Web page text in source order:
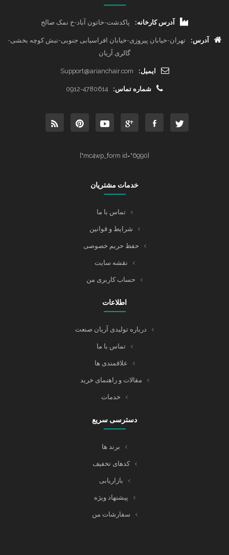
آدرس کارخانه: پاکدشت-خاتون آباد-خ نمک صالح
آدرس:
تهران-خیابان پیروزی-خیابان افراسیابی جنوبی-نبش کوچه بخشی-
گالری آریان
ایمیل: Support@arianchair.com
شماره تماس: 0912-4780614
[mc4wp_form id="6990"]
خدمات مشتریان
تماس با ما
شرایط و قوانین
حفظ حریم خصوصی
نقشه سایت
حساب کاربری من
اطلاعات
درباره تولیدی آریان صنعت
تماس با ما
علاقمندی ها
مقالات و راهنمای خرید
خدمات
دسترسی سریع
برند ها
کدهای تخفیف
بازاریابی
پیشنهاد ویژه
سفارشات من